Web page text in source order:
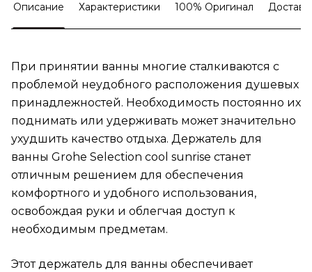
Описание Характеристики 100% Оригинал
При принятии ванны многие сталкиваются с
проблемой неудобного расположения душевых
принадлежностей. Необходимость постоянно их
поднимать или удерживать может значительно
ухудшить качество отдыха. Держатель для
ванны Grohe Selection cool sunrise станет
отличным решением для обеспечения
комфортного и удобного использования,
освобождая руки и облегчая доступ к
необходимым предметам.
Этот держатель для ванны обеспечивает